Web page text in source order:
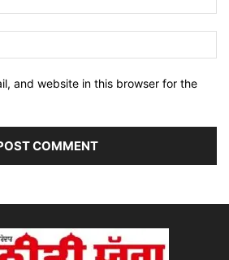
and website in this browser for the